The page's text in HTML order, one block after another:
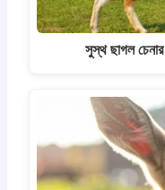
সুস্থ ছাগল